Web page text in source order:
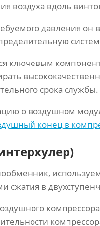
воздуха вдоль
давления
ключевым
срока службы.
о воздушном
конец в
сжатия в